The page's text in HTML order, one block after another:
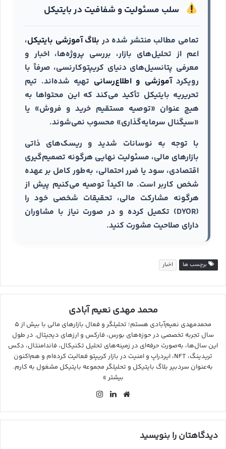
سلب مسئولیت و شفافیت در بایتیکل
تمامی مطالب منتشر شده در بلاگ آموزشی بایتیکل،
اعم از تحلیل‌های بازار، بررسی پروژه‌ها، اخبار و
معرفی پتانسیل‌های دنیای کریپتوکارنسی، صرفاً با
رویکردآموزشی و اطلاع‌رسانی تهیه شده‌اند. تیم
تحریریه بایتیکل تأکید می‌کند که این محتواها به
هیچ عنوان «توصیه مستقیم خرید و فروش» یا
«سیگنال سرمایه‌گذاری» محسوب نمی‌شوند.
با توجه به نوسانات شدید و ریسک‌های ذاتی
بازارهای مالی، مسئولیت نهایی هرگونه تصمیم‌گیری
اقتصادی، سود یا ضرر احتمالی، به‌طور کامل بر عهده
شخص کاربر است. ما اکیداً توصیه می‌کنیم پیش از
هرگونه مشارکت مالی، تحقیقات شخصی خود را
(DYOR) تکمیل کرده و در صورت نیاز با مشاوران
دارای صلاحیت مشورت کنید.
برچسب ها اخبار
محمد مهدی نعیم آبادی
محمدمهدی نعیم‌آبادی هستم؛ تحلیلگر و فعال بازارهای مالی با بیش از ۵
سال تجربه تخصصی در حوزه‌های بورس، فارکس و ارزهای دیجیتال. در طول
این سال‌ها، به‌صورت حرفه‌ای در زمینه‌های تحلیل تکنیکال، فاندامنتال، دکس
تریدینگ، NFT، ایردراپ و امنیت در بازار کریپتو فعالیت کرده‌ام و هم‌اکنون
به‌عنوان سردبیر بلاگ بایتیکل و تحلیلگر مجموعه بایتیکل مشغول به کارم.
بیشتر »
وب
ت
لین
ین گرا
دیدگاهتان را بنویسید